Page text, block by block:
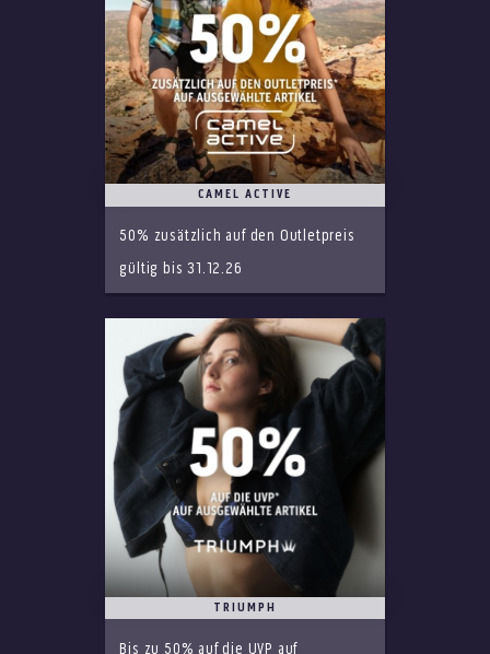
CAMEL ACTIVE
50% zusätzlich auf den Outletpreis
gültig bis 31.12.26
TRIUMPH
Bis zu 50% auf die UVP auf